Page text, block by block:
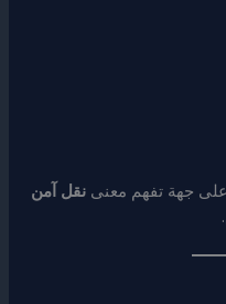
على جهة تفهم معنىنقل آمن